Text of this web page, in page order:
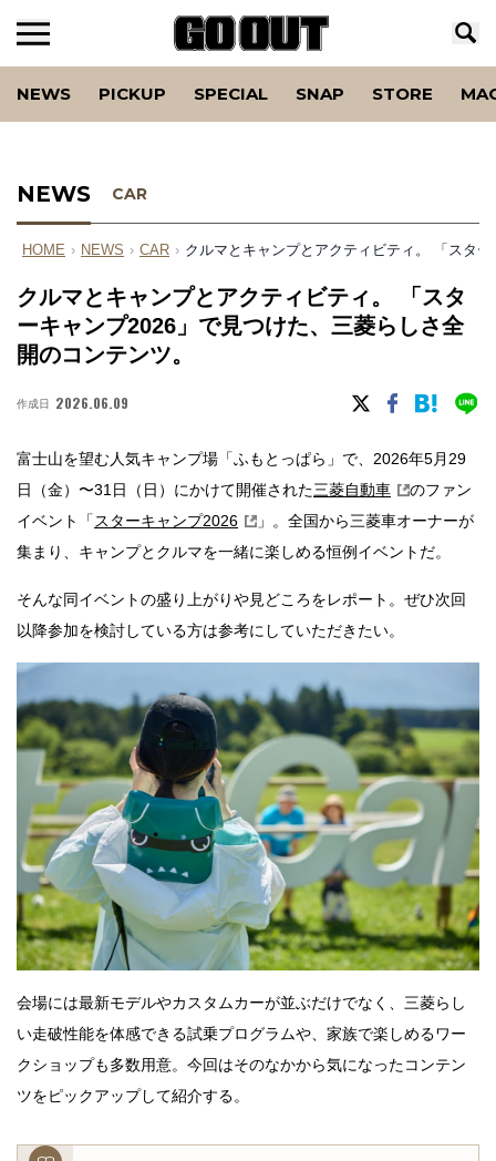
NEWS PICKUP SPECIAL SNAP STORE
NEWS CAR
HOME › NEWS › CAR › クルマとキャンプとアクティビティ。 「スタ
クルマとキャンプとアクティビティ。 「スタ
ーキャンプ2026」で見つけた、三菱らしさ全
開のコンテンツ。
作成日 2026.06.09
富士山を望む人気キャンプ場「ふもとっぱら」で、2026年5月29
日（金）〜31日（日）にかけて開催された三菱自動車
のファン
イベント「スターキャンプ2026
」。全国から三菱車オーナーが
集まり、キャンプとクルマを一緒に楽しめる恒例イベントだ。
そんな同イベントの盛り上がりや見どころをレポート。ぜひ次回
以降参加を検討している方は参考にしていただきたい。
会場には最新モデルやカスタムカーが並ぶだけでなく、三菱らし
い走破性能を体感できる試乗プログラムや、家族で楽しめるワー
クショップも多数用意。今回はそのなかから気になったコンテン
ツをピックアップして紹介する。